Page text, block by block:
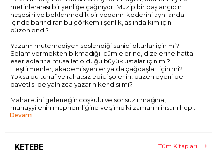
metinlerarası bir şenliğe çağırıyor. Muzip bir başlangıcın
neşesini ve beklenmedik bir vedanın kederini aynı anda
içinde barındıran bu görkemli şenlik, aslında kim için
düzenlendi?
Yazarın mütemadiyen seslendiği sahici okurlar için mi?
Selam vermekten bıkmadığı; cümlelerine, dizelerine hatta
eser adlarına musallat olduğu büyük ustalar için mi?
Eleştirmenler, akademisyenler ya da çağdaşları için mi?
Yoksa bu tuhaf ve rahatsız edici şölenin, düzenleyeni de
davetlisi de yalnızca yazarın kendisi mi?
Maharetini geleneğin coşkulu ve sonsuz ırmağına,
muhayyilenin müphemliğine ve şimdiki zamanın insanı hep
şaşırtan tekinsiz oyunlarına bağlayan yazarın gerçek niyeti
konularda 2000’li yılların başından beri, yazıları, hazırladığı
Devamı
KETEBE Tüm Kitapları